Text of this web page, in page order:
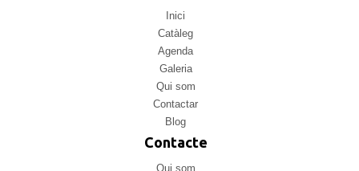
Inici
Catàleg
Agenda
Galeria
Qui som
Contactar
Blog
Contacte
Qui som